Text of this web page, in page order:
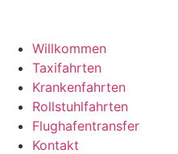
Willkommen
Taxifahrten
Krankenfahrten
Rollstuhlfahrten
Flughafentransfer
Kontakt